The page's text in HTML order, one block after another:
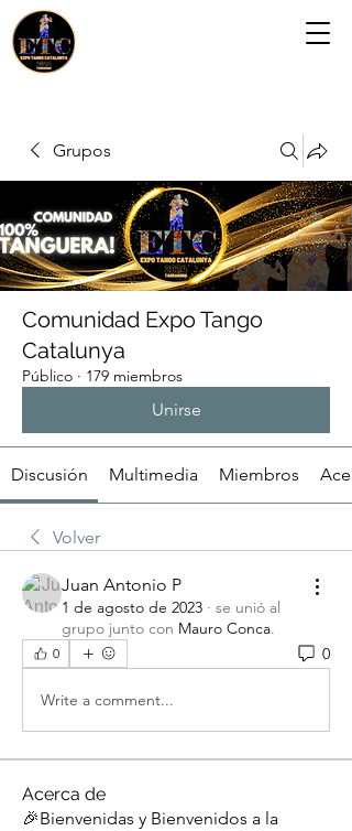
Grupos
Comunidad Expo Tango
Catalunya
Público · 179 miembros
Unirse
Discusión Multimedia Miembros
Volver
Juan Antonio P
1 de agosto de 2023 · se unió al
grupo junto con Mauro Conca.
0 0
Write a comment...
Acerca de
🎉Bienvenidas y Bienvenidos a la